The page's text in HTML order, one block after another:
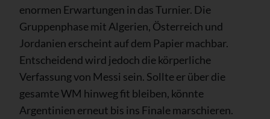
enormen Erwartungen in das Turnier. Die
Gruppenphase mit Algerien, Österreich und
Jordanien erscheint auf dem Papier machbar.
Entscheidend wird jedoch die körperliche
Verfassung von Messi sein. Sollte er über die
gesamte WM hinweg fit bleiben, könnte
Argentinien erneut bis ins Finale marschieren.